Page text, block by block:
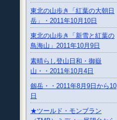
東北の山歩き「紅葉の大朝日
岳」・2011年10月10日
東北の山歩き「新雪と紅葉の
鳥海山」2011年10月9日
素晴らし登山日和・御嶽
山・・2011年10月4日
劔岳・・2011年8月9日から10
日
★ツールド・モンブラン